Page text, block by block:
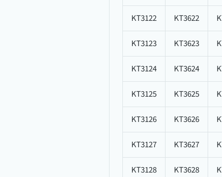
KT3122 KT3622
KT3123 KT3623
KT3124 KT3624
KT3125 KT3625
KT3126 KT3626
KT3127 KT3627
KT3128 KT3628